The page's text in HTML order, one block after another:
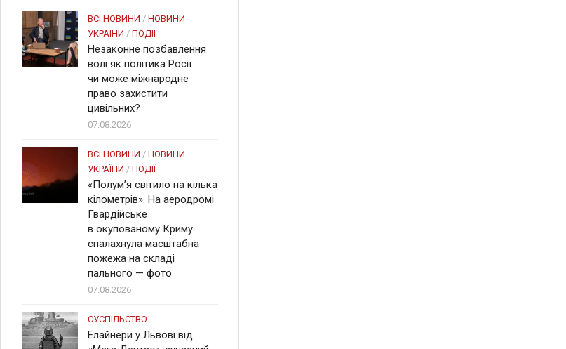
ВСІ НОВИНИ / НОВИНИ
УКРАЇНИ / ПОДІЇ
Незаконне позбавлення
волі як політика Росії:
чи може міжнародне
право захистити
цивільних?
07.08.2026
ВСІ НОВИНИ / НОВИНИ
УКРАЇНИ / ПОДІЇ
«Полум’я світило на кілька
кілометрів». На аеродромі
Гвардійське
в окупованому Криму
спалахнула масштабна
пожежа на складі
пального — фото
07.08.2026
СУСПІЛЬСТВО
Елайнери у Львові від